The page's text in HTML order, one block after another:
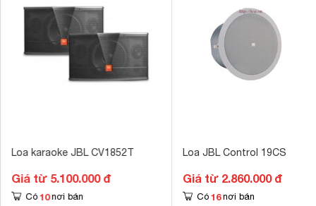
Loa karaoke JBL CV1852T
Giá từ 5.100.000 đ
Có 10 nơi bán
Loa JBL Control 19CS
Giá từ 2.860.000 đ
Có 16 nơi bán